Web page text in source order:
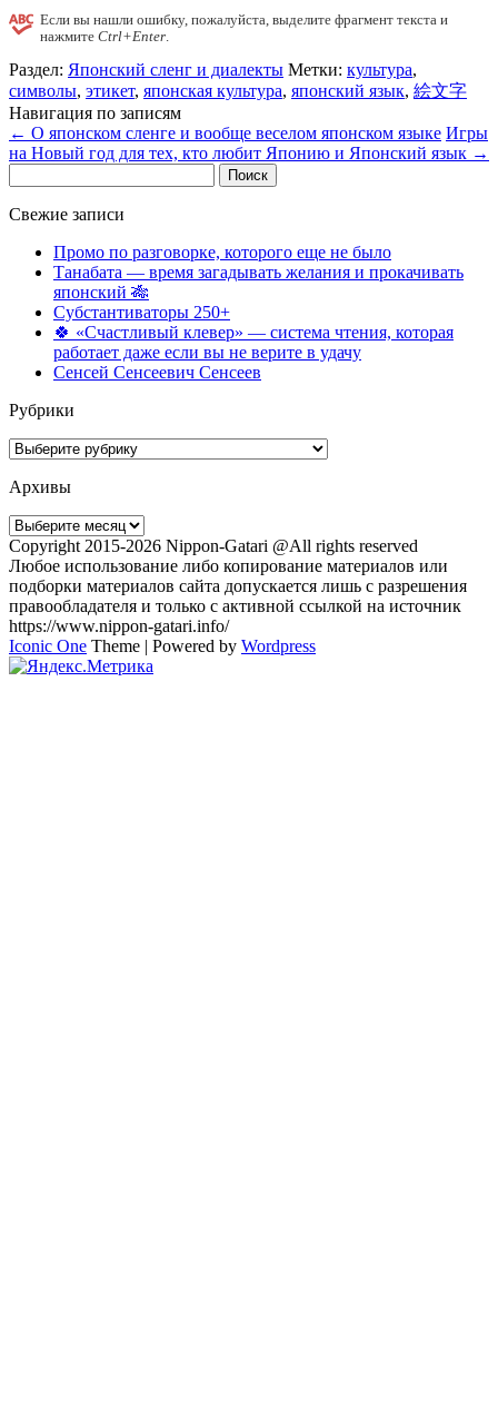
Если вы нашли ошибку, пожалуйста, выделите фрагмент текста и
нажмите Ctrl+Enter.
Раздел: Японский сленг и диалекты Метки: культура,
символы, этикет, японская культура, японский язык, 絵文字
Навигация по записям
← О японском сленге и вообще веселом японском языке Игры
на Новый год для тех, кто любит Японию и Японский язык →
Свежие записи
Промо по разговорке, которого еще не было
Танабата — время загадывать желания и прокачивать
японский 🎋
Субстантиваторы 250+
🍀 «Счастливый клевер» — система чтения, которая
работает даже если вы не верите в удачу
Сенсей Сенсеевич Сенсеев
Рубрики
Рубрики
Архивы
Архивы
Copyright 2015-2026 Nippon-Gatari @All rights reserved
Любое использование либо копирование материалов или
подборки материалов сайта допускается лишь с разрешения
правообладателя и только с активной ссылкой на источник
https://www.nippon-gatari.info/
Iconic One Theme | Powered by Wordpress